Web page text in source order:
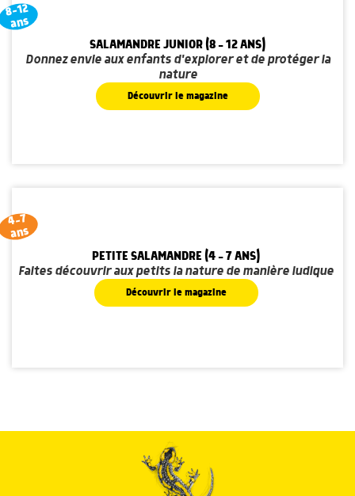
8-12
ans
SALAMANDRE JUNIOR (8 - 12 ANS)
Donnez envie aux enfants d'explorer et de protéger la
nature
Découvrir le magazine
4-7
ans
PETITE SALAMANDRE (4 - 7 ANS)
Faites découvrir aux petits la nature de manière ludique
Découvrir le magazine